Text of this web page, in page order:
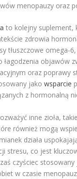
menopauzy oraz
to kolejny suplement,
zdrowia
tłuszczowe omega-
łagodzenia objawów
oraz poprawy
jakowsparcie
z hormonalną
inne zioła,
również mogą
działa
stresu, co jest
czyściec
w czasie